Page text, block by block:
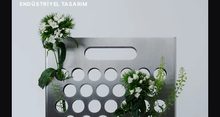
ENDÜSTRIYEL TASARIM